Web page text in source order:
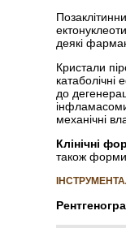
деякі
Кристали
до
механічні
Клінічні
також форми